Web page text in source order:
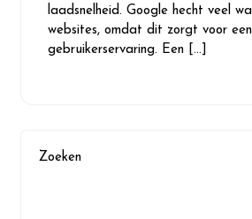
laadsnelheid. Google hecht veel
websites, omdat dit zorgt voor
gebruikerservaring. Een […]
Zoeken